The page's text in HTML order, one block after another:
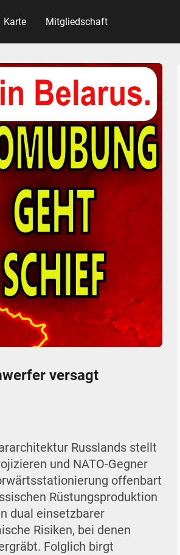
Karte Mitgliedschaft
Mute Settings
Enter
versagt
Russlands stellt
und NATO-Gegner
offenbart
Rüstungsproduktion
dual einsetzbarer
Risiken, bei denen
Folglich birgt